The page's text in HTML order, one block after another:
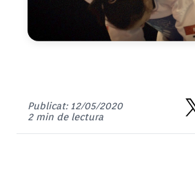
Publicat: 12/05/2020
2 min de lectura